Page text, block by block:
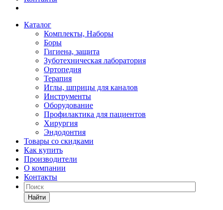
Каталог
Комплекты, Наборы
Боры
Гигиена, защита
Зуботехническая лаборатория
Ортопедия
Терапия
Иглы, шприцы для каналов
Инструменты
Оборудование
Профилактика для пациентов
Хирургия
Эндодонтия
Товары со скидками
Как купить
Производители
О компании
Контакты
Найти